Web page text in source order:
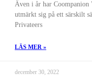
Även i år har Coompanion
utmärkt sig på ett särskilt
Privateers
LÄS MER »
december 30, 2022